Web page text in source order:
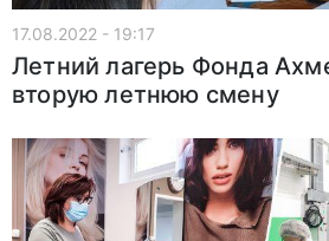
17.08.2022 - 19:17
Летний лагерь Фонда
вторую летнюю смену